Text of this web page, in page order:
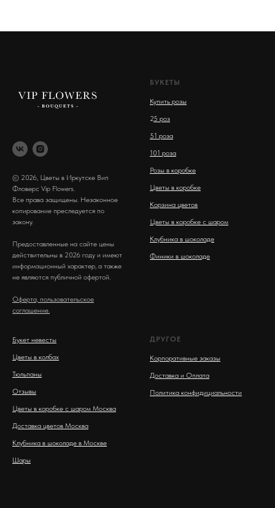
© 2026, Цветы в Иркутске Вип
Фловерс Vip Flowers.
Все права защищены. Незаконное
копирование преследуется по
закону.
Предоставленные на сайте цены
действительны в 2026 году и имеют
информационный характер, а также
не являются публичной офертой.
Оферта, пользовательское
соглашение.
БУКЕТЫ
Купить розы
25 роз
51 роза
101 роза
Розы в коробке
Цветы в коробке
Корзина цветов
Цветы в коробке с шаром
Клубника в шоколаде
Финики в шоколаде
Букет невесты
Цветы в колбах
Тюльпаны
Отзывы
Цветы в коробке с шаром Москва
Доставка цветов Москва
Клубника в шоколаде в Москве
Шары
ДРУГОЕ
Корпоративные заказы
Доставка и Оплата
Политика конфидициальности